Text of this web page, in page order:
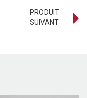
PRODUIT
SUIVANT